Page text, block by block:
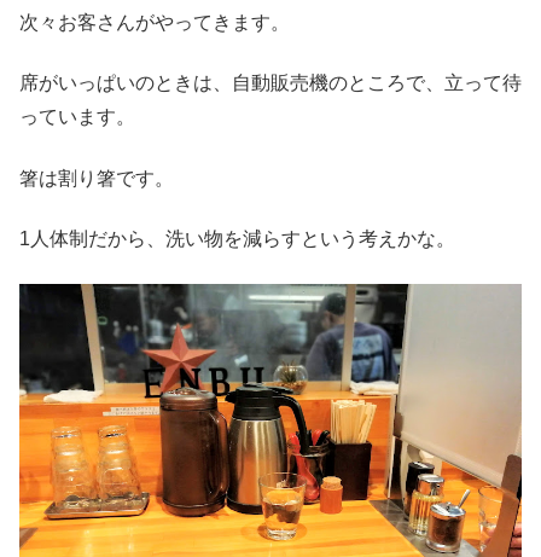
次々お客さんがやってきます。
席がいっぱいのときは、自動販売機のところで、立って待
っています。
箸は割り箸です。
1人体制だから、洗い物を減らすという考えかな。